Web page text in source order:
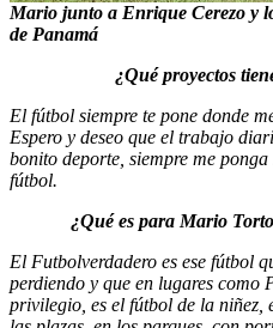
Mario junto a Enrique Cerezo y
de Panamá
¿Qué proyectos
El fútbol siempre te pone donde
Espero y deseo que el trabajo
bonito deporte, siempre me
fútbol.
¿Qué es para Mario
El Futbolverdadero es ese fútbol
perdiendo y que en lugares como
privilegio, es el fútbol de la niñez,